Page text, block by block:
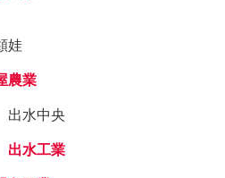
娃
農業
水中央
出水工業